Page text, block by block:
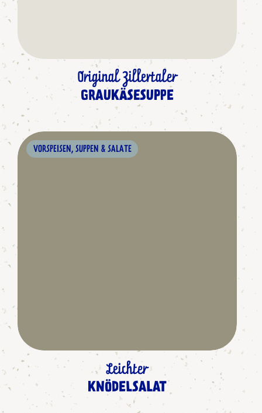
Original Zillertaler
GRAUKÄSESUPPE
VORSPEISEN, SUPPEN & SALATE
Leichter
KNÖDELSALAT